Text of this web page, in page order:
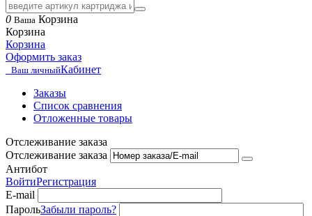
0 Ваша Корзина
Корзина
Корзина
Оформить заказ
Ваш личныйКабинет
Заказы
Список сравнения
Отложенные товары
Отслеживание заказа
Отслеживание заказа
Антибот
ВойтиРегистрация
E-mail
ПарольЗабыли пароль?